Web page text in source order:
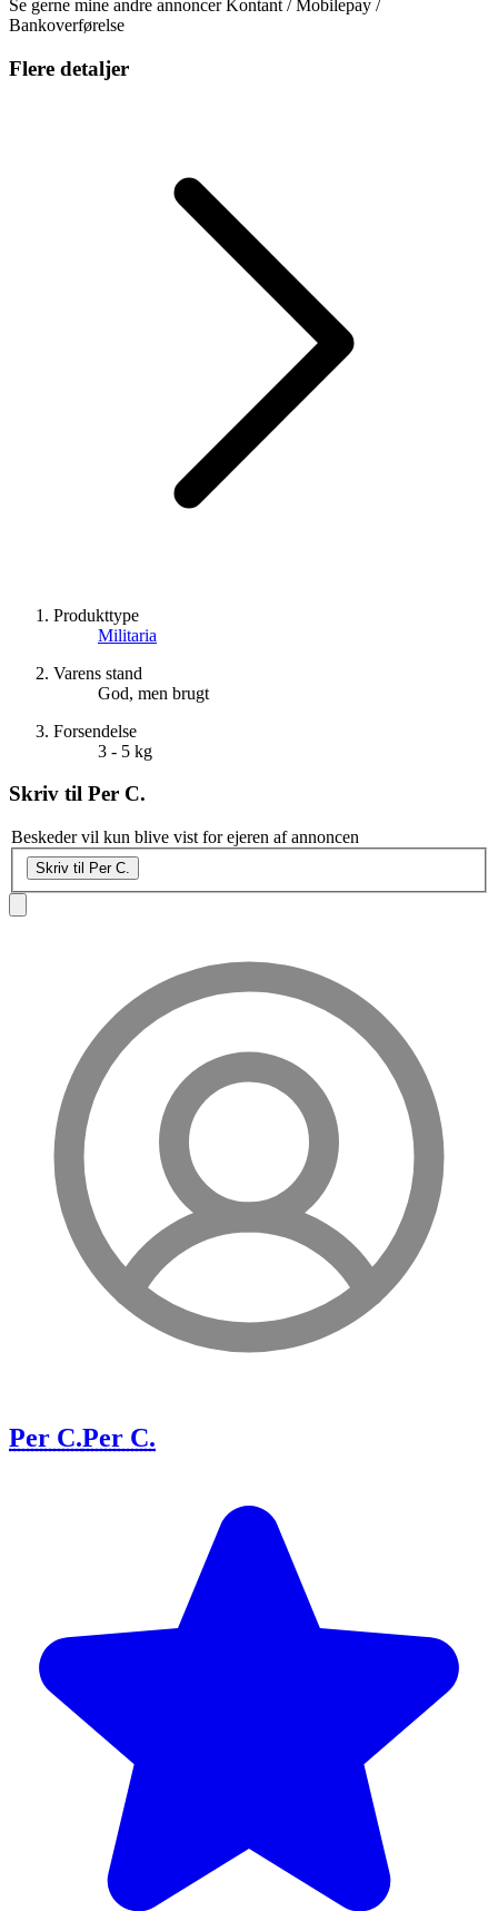
Se gerne mine andre annoncer Kontant / Mobilepay /
Bankoverførelse
Flere detaljer
Produkttype
Militaria
Varens stand
God, men brugt
Forsendelse
3 - 5 kg
Skriv til Per C.
Beskeder vil kun blive vist for ejeren af annoncen
Skriv til Per C.
Per C.Per C.